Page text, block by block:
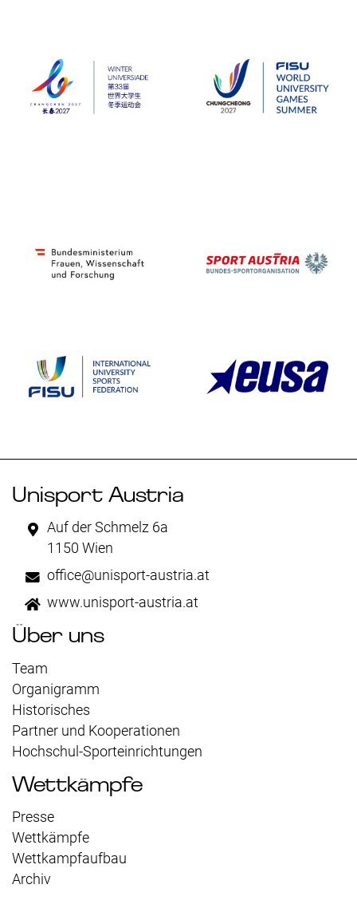
Unisport Austria
Auf der Schmelz 6a
1150 Wien
office@unisport-austria.at
www.unisport-austria.at
Über uns
Team
Organigramm
Historisches
Partner und Kooperationen
Hochschul-Sporteinrichtungen
Wettkämpfe
Presse
Wettkämpfe
Wettkampfaufbau
Archiv